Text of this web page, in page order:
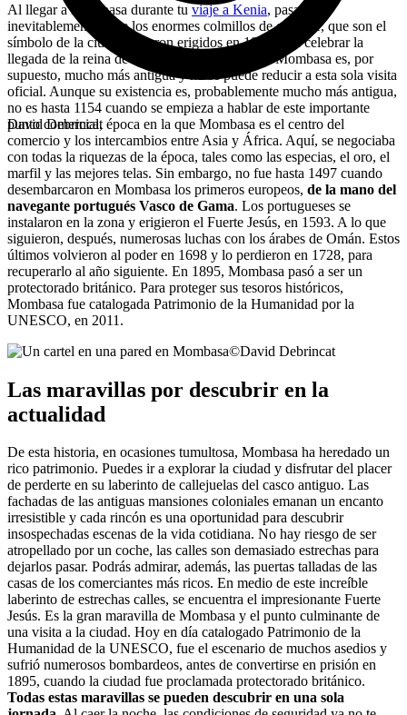
David Debrincat
Al llegar a Mombasa durante tuviaje a Kenia, pasarás, ​​
inevitablemente, ante los enormes colmillos de elefante, que son el
símbolo de la ciudad. Fueron erigidos en 1956 para celebrar la
llegada de la reina de Inglaterra. La historia de Mombasa es, por
supuesto, mucho más antigua y no se puede reducir a esta sola visita
oficial. Aunque su existencia es, probablemente mucho más antigua,
no es hasta 1154 cuando se empieza a hablar de este importante
punto comercial, época en la que Mombasa es el centro del
comercio y los intercambios entre Asia y África. Aquí, se negociaba
con todas la riquezas de la época, tales como las especias, el oro, el
marfil y las mejores telas. Sin embargo, no fue hasta 1497 cuando
desembarcaron en Mombasa los primeros europeos, de la mano del
navegante portugués Vasco de Gama. Los portugueses se
instalaron en la zona y erigieron el Fuerte Jesús, en 1593. A lo que
siguieron, después, numerosas luchas con los árabes de Omán. Estos
últimos volvieron al poder en 1698 y lo perdieron en 1728, para
recuperarlo al año siguiente. En 1895, Mombasa pasó a ser un
protectorado británico. Para proteger sus tesoros históricos,
Mombasa fue catalogada Patrimonio de la Humanidad por la
UNESCO, en 2011.
©David Debrincat
Las maravillas por descubrir en la
actualidad
De esta historia, en ocasiones tumultosa, Mombasa ha heredado un
rico patrimonio. Puedes ir a explorar la ciudad y disfrutar del placer
de perderte en su laberinto de callejuelas del casco antiguo. Las
fachadas de las antiguas mansiones coloniales emanan un encanto
irresistible y cada rincón es una oportunidad para descubrir
insospechadas escenas de la vida cotidiana. No hay riesgo de ser
atropellado por un coche, las calles son demasiado estrechas para
dejarlos pasar. Podrás admirar, además, las puertas talladas de las
casas de los comerciantes más ricos. En medio de este increíble
laberinto de estrechas calles, se encuentra el impresionante Fuerte
Jesús. Es la gran maravilla de Mombasa y el punto culminante de
una visita a la ciudad. Hoy en día catalogado Patrimonio de la
Humanidad de la UNESCO, fue el escenario de muchos asedios y
sufrió numerosos bombardeos, antes de convertirse en prisión en
1895, cuando la ciudad fue proclamada protectorado británico.
Todas estas maravillas se pueden descubrir en una sola